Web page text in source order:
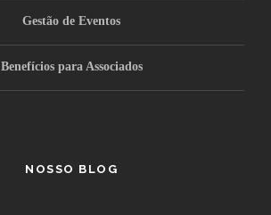
Gestão de Eventos
Benefícios para Associados
NOSSO BLOG